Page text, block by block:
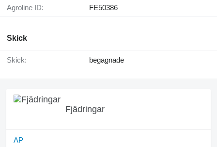
Agroline ID: FE50386
Skick
Skick: begagnade
Fjädringar
AP